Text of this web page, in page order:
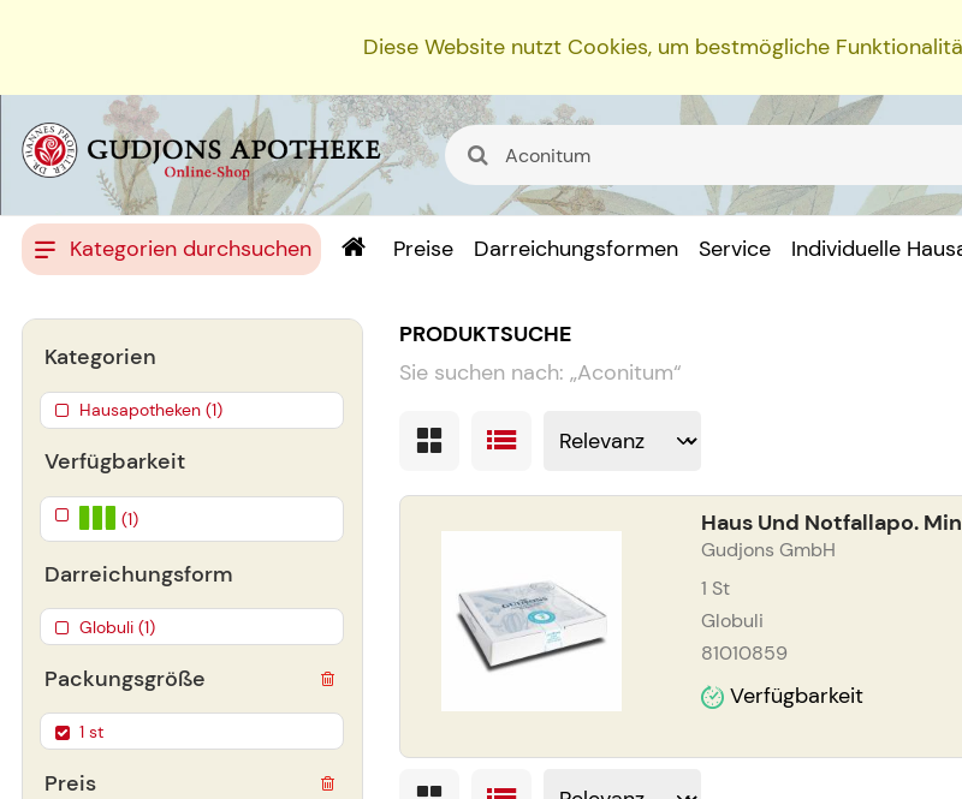
Diese Website nutzt Cookies, um bestmögliche
Kategorien durchsuchen Preise Darreichungsformen Service Individuelle
PRODUKTSUCHE
Sie suchen nach: „Aconitum“
Haus Und Notfallapo.
Gudjons GmbH
1 St
Globuli
81010859
Verfügbarkeit
Verfügbarkeit
(1)
Darreichungsform
Globuli (1)
Packungsgröße
1 st
Preis
Kategorien
Hausapotheken (1)